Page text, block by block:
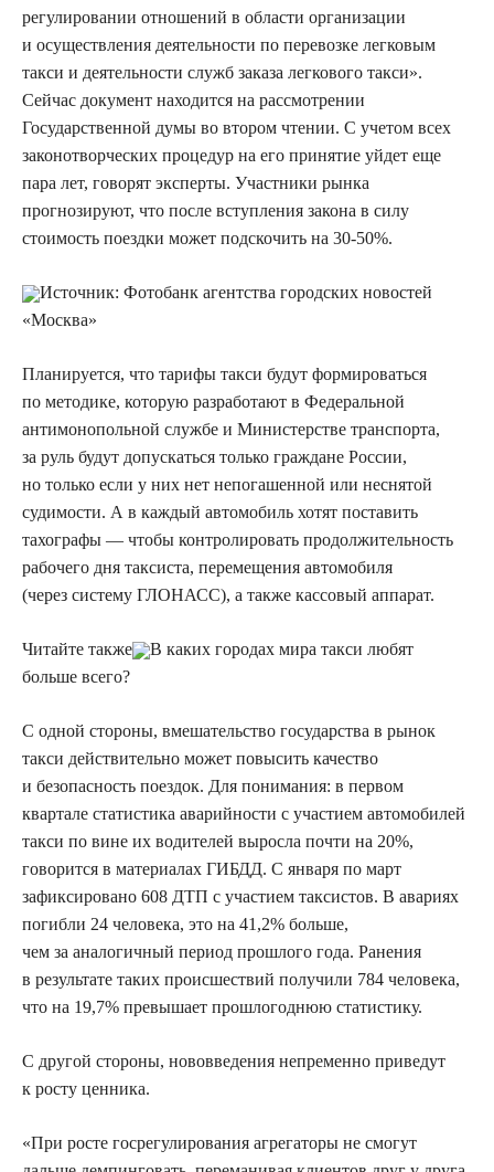
регулировании отношений в области организации
и осуществления деятельности по перевозке легковым
такси и деятельности служб заказа легкового такси».
Сейчас документ находится на рассмотрении
Государственной думы во втором чтении. С учетом всех
законотворческих процедур на его принятие уйдет еще
пара лет, говорят эксперты. Участники рынка
прогнозируют, что после вступления закона в силу
стоимость поездки может подскочить на 30-50%.
Источник: Фотобанк агентства городских новостей
«Москва»
Планируется, что тарифы такси будут формироваться
по методике, которую разработают в Федеральной
антимонопольной службе и Министерстве транспорта,
за руль будут допускаться только граждане России,
но только если у них нет непогашенной или неснятой
судимости. А в каждый автомобиль хотят поставить
тахографы — чтобы контролировать продолжительность
рабочего дня таксиста, перемещения автомобиля
(через систему ГЛОНАСС), а также кассовый аппарат.
Читайте также
В каких городах мира такси любят
больше всего?
С одной стороны, вмешательство государства в рынок
такси действительно может повысить качество
и безопасность поездок. Для понимания: в первом
квартале статистика аварийности с участием автомобилей
такси по вине их водителей выросла почти на 20%,
говорится в материалах ГИБДД. С января по март
зафиксировано 608 ДТП с участием таксистов. В авариях
погибли 24 человека, это на 41,2% больше,
чем за аналогичный период прошлого года. Ранения
в результате таких происшествий получили 784 человека,
что на 19,7% превышает прошлогоднюю статистику.
С другой стороны, нововведения непременно приведут
к росту ценника.
«При росте госрегулирования агрегаторы не смогут